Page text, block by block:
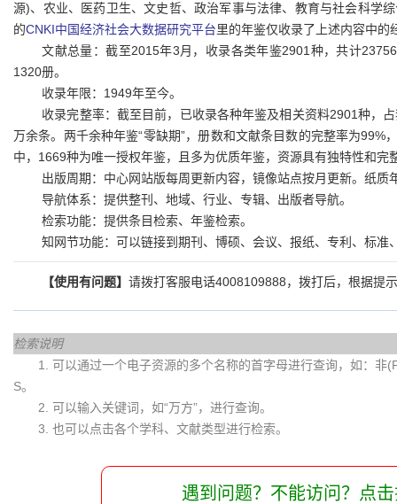
源)、农业、医药卫生、文史哲、政治军事与法律、教育与社会科学
的CNKI中国经济社会大数据研究平台里的年鉴仅收录了上述内容中的
文献总量：截至2015年3月，收录各类年鉴2901种，共计
1320册。
收录年限：1949年至今。
收录完整率：截至目前，已收录各种年鉴及相关资料2901种，
万余条。两千余种年鉴“零缺期”，册数和文献条目数的完整率为
中，1669种为唯一授权年鉴，且多为优质年鉴，资源具有独特性和完
出版周期：中心网站版每周更新内容，镜像站点按月更新。纸质
导航体系：提供整刊、地域、行业、专辑、出版者导航。
检索功能：提供条目检索、年鉴检索。
知网节功能：可以链接到期刊、博硕、会议、报纸、专利、标
【使用有问题】请拨打客服电话4008109888，拨打后，根据提
检索说明
1. 可以通过一个电子资源的多个名称的首字母进行查询，如：
S。
2. 可以输入关键词，如“万方”，进行查询。
3. 也可以点击各个学科、文献类型进行检索。
遇到问题？不能访问？点